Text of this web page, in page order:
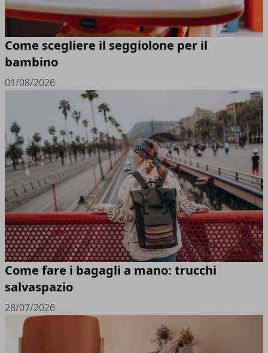
Come scegliere il seggiolone per il
bambino
01/08/2026
Come fare i bagagli a mano: trucchi
salvaspazio
28/07/2026